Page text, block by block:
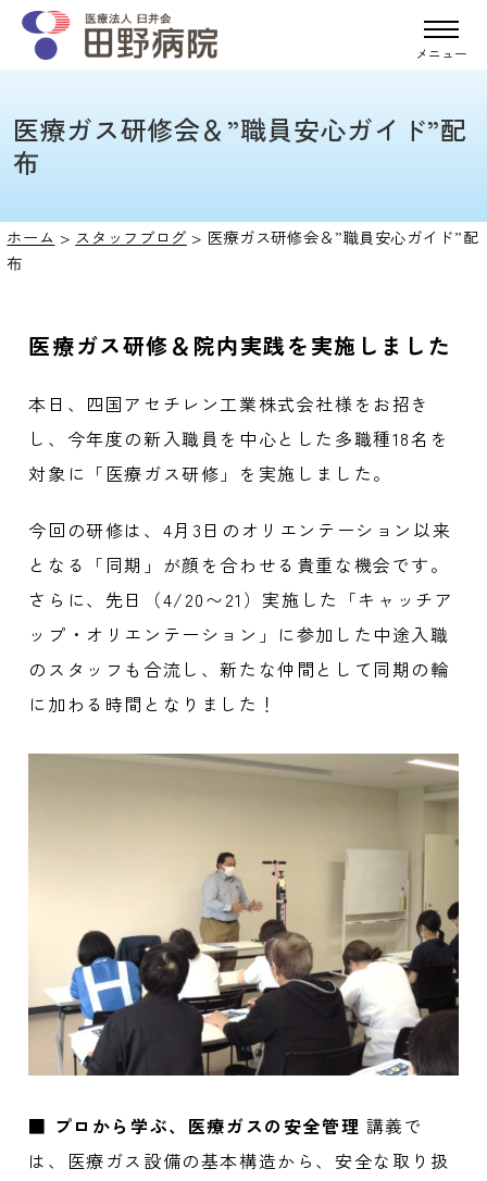
メニュー
医療ガス研修会＆”職員安心ガイド”配
布
ホーム > スタッフブログ> 医療ガス研修会＆”職員安心ガイド”配
布
医療ガス研修＆院内実践を実施しました
本日、四国アセチレン工業株式会社様をお招き
し、今年度の新入職員を中心とした多職種18名を
対象に「医療ガス研修」を実施しました。
今回の研修は、4月3日のオリエンテーション以来
となる「同期」が顔を合わせる貴重な機会です。
さらに、先日（4/20〜21）実施した「キャッチア
ップ・オリエンテーション」に参加した中途入職
のスタッフも合流し、新たな仲間として同期の輪
に加わる時間となりました！
■ プロから学ぶ、医療ガスの安全管理 講義で
は、医療ガス設備の基本構造から、安全な取り扱